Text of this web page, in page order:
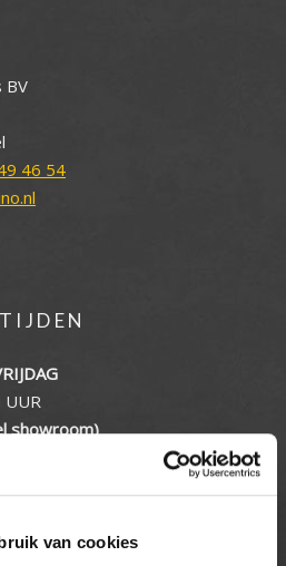
van cookies
BV
46 54
showroom)